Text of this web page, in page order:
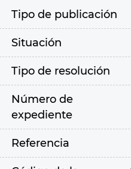
Tipo de publicación
Situación
Tipo de resolución
Número de
expediente
Referencia